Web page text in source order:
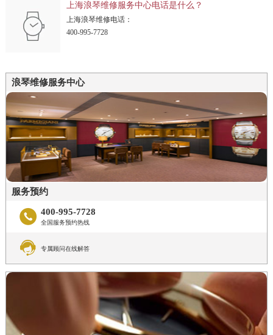
上海浪琴维修服务中心电话是什么？
上海浪琴维修电话：
400-995-7728
浪琴维修服务中心
服务预约
 400-995-7728
全国服务预约热线
 专属顾问在线解答